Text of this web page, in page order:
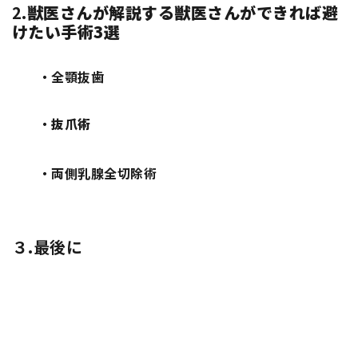
2.獣医さんが解説する獣医さんができれば避
けたい手術3選
・全顎抜歯
・抜爪術
・両側乳腺全切除術
３.最後に